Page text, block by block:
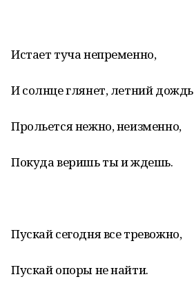
Истает туча непременно,
И солнце глянет, летний дождь
Прольется нежно, неизменно,
Покуда веришь ты и ждешь.
Пускай сегодня все тревожно,
Пускай опоры не найти.